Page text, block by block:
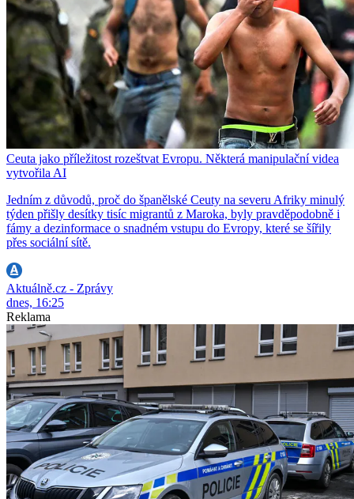
Ceuta jako příležitost rozeštvat Evropu. Některá manipulační videa
vytvořila AI
Jedním z důvodů, proč do španělské Ceuty na severu Afriky minulý
týden přišly desítky tisíc migrantů z Maroka, byly pravděpodobně i
fámy a dezinformace o snadném vstupu do Evropy, které se šířily
přes sociální sítě.
Aktuálně.cz - Zprávy
dnes, 16:25
Reklama